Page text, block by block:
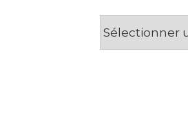
Catégories